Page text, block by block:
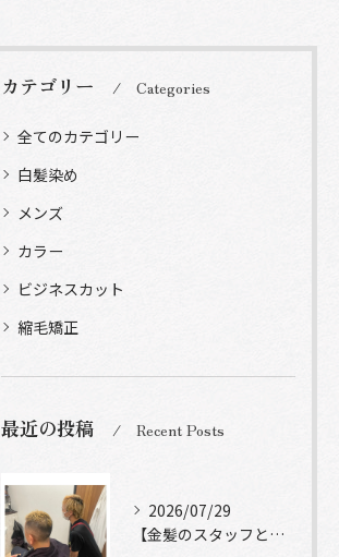
カテゴリー Categories
全てのカテゴリー
白髪染め
メンズ
カラー
ビジネスカット
縮毛矯正
最近の投稿 Recent Posts
2026/07/29
【金髪のスタッフと常連様ショット】